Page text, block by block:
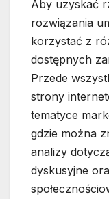
Aby uzyskać
rozwiązania
korzystać z
dostępnych
Przede
strony
tematyce
gdzie można
analizy
dyskusyjne